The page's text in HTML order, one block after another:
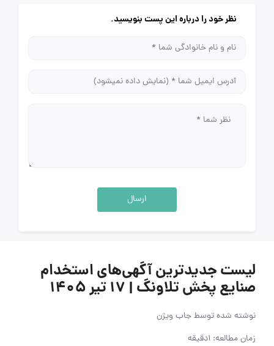
نظر خود را درباره این پست بنویسید.
ارسال
لیست جدیدترین آگهی‌های استخدام
صنایع پخش تلاونگ | ۱۷ تیر ۱۴۰۵
نوشته شده توسطجاب ویژن
زمان مطالعه: 1دقیقه